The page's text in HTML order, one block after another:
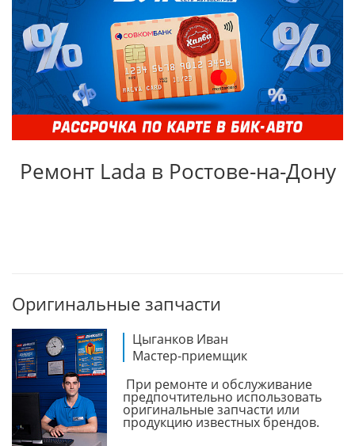
Ремонт Lada в Ростове-на-Дону
Оригинальные запчасти
Цыганков Иван
Мастер-приемщик
При ремонте и обслуживание
предпочтительно использовать
оригинальные запчасти или
продукцию известных брендов.